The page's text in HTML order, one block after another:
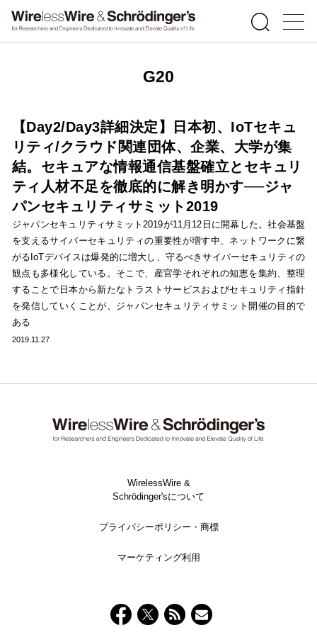
G20
【Day2/Day3詳細決定】日本初、IoTセキュ
リティ/クラウド関連団体、企業、大学が集
結。セキュアな情報通信基盤確立とセキュリ
ティ人材不足を徹底的に解き明かす──ジャ
パンセキュリティサミット2019
ジャパンセキュリティサミット2019が11月12日に開幕した。社会基盤
を支えるサイバーセキュリティの重要性が増す中、ネットワークに繋
がるIoTデバイスは爆発的に増大し、守るべきサイバーセキュリティの
観点も多様化している。そこで、産官学それぞれの知恵を集約、整理
することで日本から新たなトラストサービスおよびセキュリティ指針
を発信していくことが、ジャパンセキュリティサミット開催の目的で
ある
2019.11.27
WirelessWire &
Schrödinger'sについて
プライバシーポリシー・商標
マーケティング利用